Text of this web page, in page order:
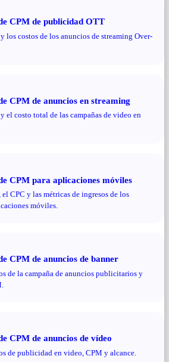
CPM de publicidad OTT
los costos de los anuncios de streaming Over-
CPM de anuncios en streaming
el costo total de las campañas de video en
CPM para aplicaciones móviles
CPC y las métricas de ingresos de los
móviles.
CPM de anuncios de banner
de la campaña de anuncios publicitarios y
CPM de anuncios de vídeo
de publicidad en video, CPM y alcance.